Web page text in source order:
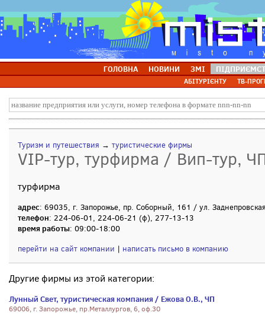
ГОЛОВНА НОВИНИ ЗМІ
АБІТУРІЄНТУ ТВ-
Туризм и путешествия → туристические фирмы
VIP-тур, турфирма / Вип-тур,
турфирма
адрес: 69035, г. Запорожье, пр. Соборный, 161 / ул.
телефон: 224-06-01, 224-06-21 (ф), 277-13-13
время работы: 09:00-18:00
перейти на сайт компании | написать письмо в компанию
Другие фирмы из этой категории:
Лунный Свет, туристическая компания / Ежова О.В., ЧП
69006, г. Запорожье, пр.Металлургов, 6, оф.30